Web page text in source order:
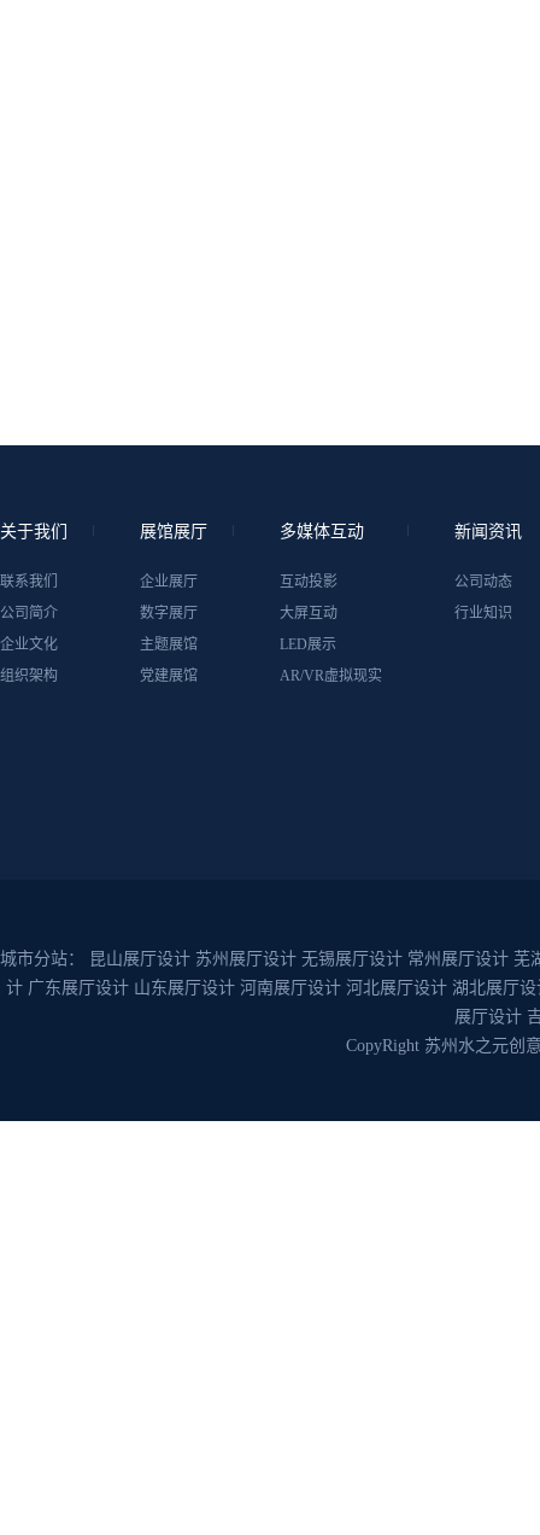
关于我们
联系我们
公司简介
企业文化
组织架构
展馆展厅
企业展厅
数字展厅
主题展馆
党建展馆
多媒体互动
互动投影
大屏互动
LED展示
AR/VR虚拟现实
新闻资讯
公司动态
行业知识
城市分站： 昆山展厅设计 苏州展厅设计 无锡展厅设计 常州展厅设计 芜
计 广东展厅设计 山东展厅设计 河南展厅设计 河北展厅设计 湖北展厅设
展厅设计
CopyRight 苏州水之元创